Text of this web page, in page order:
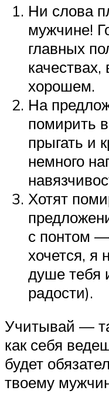
Ни слова
мужчине!
главных
хорошем.
На
помирить
прыгать и
немного
Хотят
с понтом
хочется, я
душе тебя
радости).
Учитывай —
как себя
будет
твоему